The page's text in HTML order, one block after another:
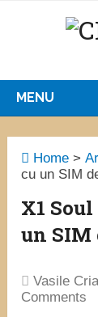
MENU
Home >
cu un SIM
X1
un
Vasile
Comments